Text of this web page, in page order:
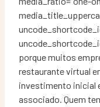
porque muitos
restaurante virtual
investimento inicial
associado. Quem